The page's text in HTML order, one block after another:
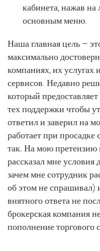
кабинета, нажав на
основным меню.
Наша главная цель –
максимально
компаниях, их услугах
сервисов. Недавно
который
тех поддержки чтобы
ответил и заверил на
работает при просадке
так. На мою претензию
рассказал мне условия
зачем мне сотрудник
об этом не спрашивал)
внятного ответа не
брокерская компания
пополнение торгового